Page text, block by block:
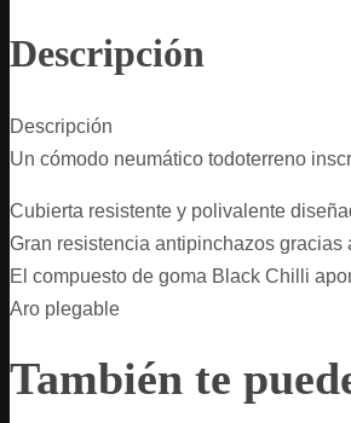
Descripción
Descripción
Un cómodo neumático todoterreno
Cubierta resistente y polivalente
Gran resistencia antipinchazos
El compuesto de goma Black Chilli
Aro plegable
También te